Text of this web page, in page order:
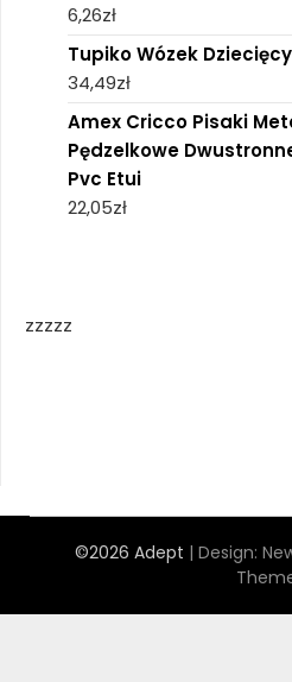
6,26zł
Tupiko Wózek
34,49zł
Amex Cricco Pisaki
Pędzelkowe
Pvc Etui
22,05zł
zzzzz
©2026 Adept | Design: